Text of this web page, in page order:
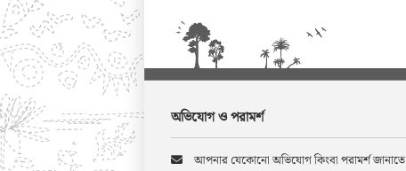
অভিযোগ ও পরামর্শ
আপনার যেকোনো অভিযোগ কিংবা পরামর্শ জানাতে